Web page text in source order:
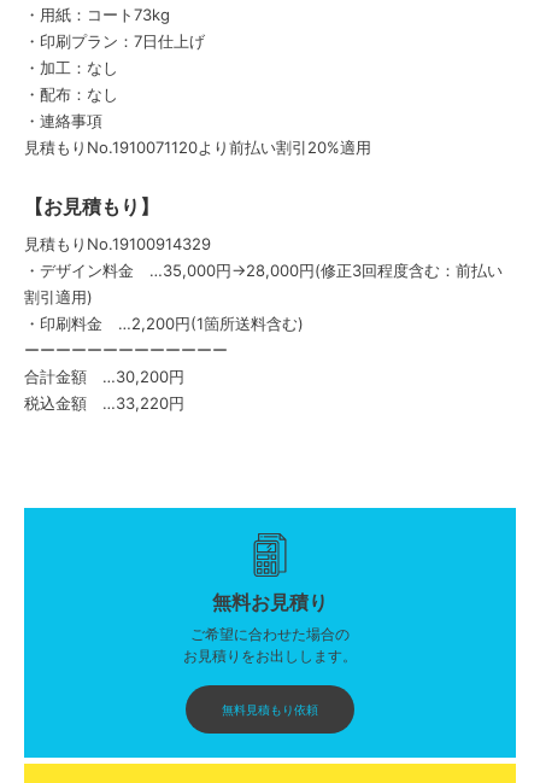
・用紙：コート73kg
・印刷プラン：7日仕上げ
・加工：なし
・配布：なし
・連絡事項
見積もりNo.1910071120より前払い割引20%適用
【お見積もり】
見積もりNo.19100914329
・デザイン料金 …35,000円→28,000円(修正3回程度含む：前払い
割引適用)
・印刷料金 …2,200円(1箇所送料含む)
ーーーーーーーーーーーーー
合計金額 …30,200円
税込金額 …33,220円
無料お見積り
ご希望に合わせた場合の
お見積りをお出しします。
無料見積もり依頼